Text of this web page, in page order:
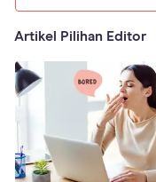
Artikel Pilihan Editor